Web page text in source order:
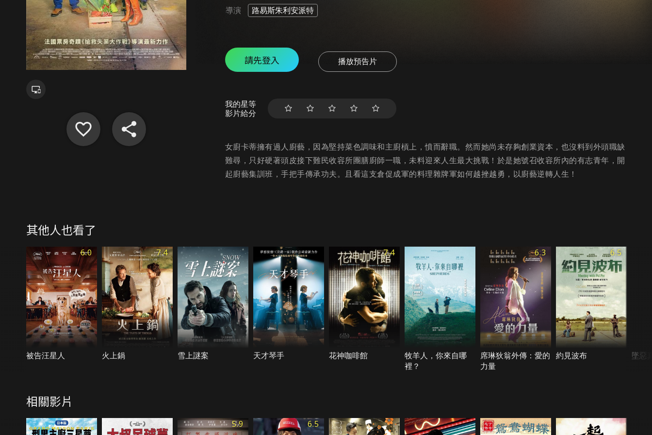
導演 路易斯朱利安派特
請先登入 播放預告片
我的星等
影片給分
女廚卡蒂擁有過人廚藝，因為堅持菜色調味和主廚槓上，憤而辭職。然而她尚未存夠創業資本，也沒料到外頭職缺
難尋，只好硬著頭皮接下難民收容所團膳廚師一職，未料迎來人生最大挑戰！於是她號召收容所內的有志青年，開
起廚藝集訓班，手把手傳承功夫。且看這支倉促成軍的料理雜牌軍如何越挫越勇，以廚藝逆轉人生！
其他人也看了
6.0
被告汪星人
7.4
火上鍋 雪上謎案 天才琴手
7.4
花神咖啡館
牧羊人，你來自哪
裡？
6.3
席琳狄翁外傳：愛的
力量
6.5
約見波布 墜惡
相關影片
5.9 6.5